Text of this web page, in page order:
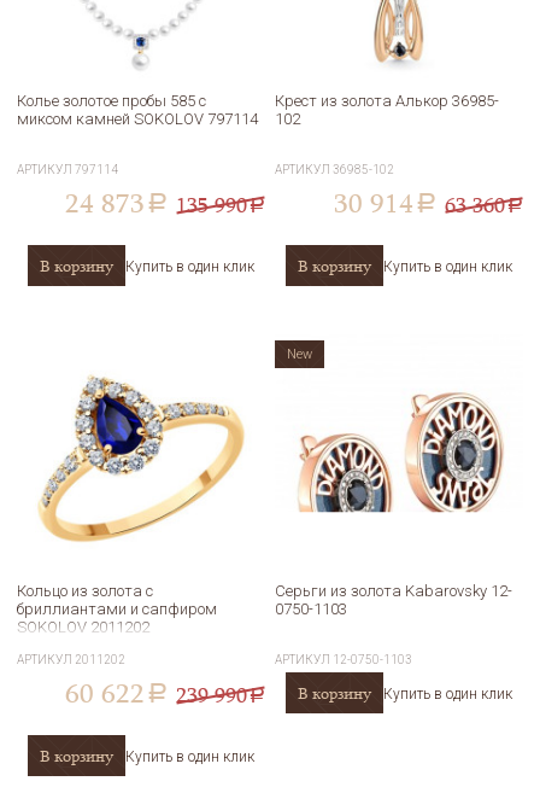
Колье золотое пробы 585 с
миксом камней SOKOLOV 797114
АРТИКУЛ797114
24 873 a 135 990a
В корзину Купить в один клик
Крест из золота Алькор 36985-
102
АРТИКУЛ 36985-102
30 914 a 63 360a
В корзину Купить в один клик
Кольцо из золота с
бриллиантами и сапфиром
SOKOLOV 2011202
АРТИКУЛ 2011202
60 622 a 239 990a
В корзину Купить в один клик
Серьги из золота Kabarovsky 12-
0750-1103
АРТИКУЛ 12-0750-1103
В корзину Купить в один клик
New